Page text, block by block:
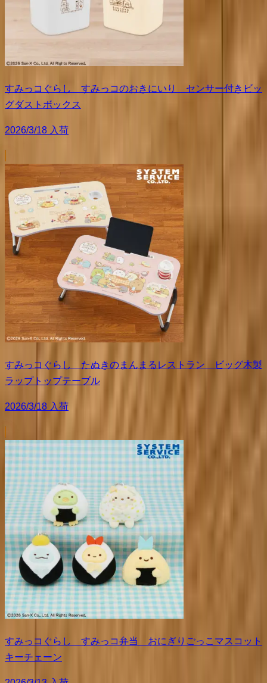
すみっコぐらし すみっコのおきにいり センサー付きビッ
グダストボックス
2026/3/18 入荷
すみっコぐらし たぬきのまんまるレストラン ビッグ木製
ラップトップテーブル
2026/3/18 入荷
すみっコぐらし すみっコ弁当 おにぎりごっこマスコット
キーチェーン